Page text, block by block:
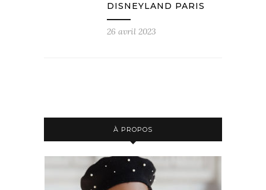
DISNEYLAND PARIS
26 avril 2023
À PROPOS